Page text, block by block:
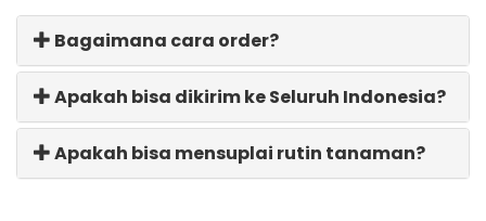
Bagaimana cara order?
Apakah bisa dikirim ke Seluruh Indonesia?
Apakah bisa mensuplai rutin tanaman?